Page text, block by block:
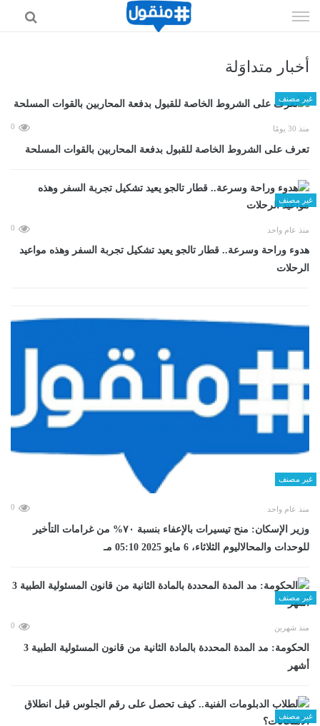
الى
أخبار متداوَلة
غير مصنف
منذ 30 يومًا 0
تعرف على الشروط الخاصة للقبول بدفعة المحاربين بالقوات المسلحة
غير مصنف
منذ عام واحد 0
هدوء وراحة وسرعة.. قطار تالجو يعيد تشكيل تجربة السفر وهذه مواعيد
الرحلات
غير مصنف
منذ عام واحد 0
وزير الإسكان: منح تيسيرات بالإعفاء بنسبة ٧٠% من غرامات التأخير
للوحدات والمحالاليوم الثلاثاء، 6 مايو 2025 05:10 مـ
غير مصنف
منذ شهرين 0
الحكومة: مد المدة المحددة بالمادة الثانية من قانون المسئولية الطبية 3
أشهر
غير مصنف